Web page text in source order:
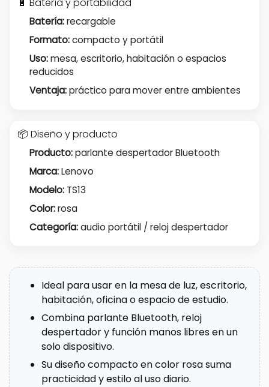
Batería:recargable
Formato:compacto y portátil
Uso:mesa, escritorio, habitación o espacios
reducidos
Ventaja:práctico para mover entre ambientes
📦 Diseño y producto
Producto:parlante despertador Bluetooth
Marca:Lenovo
Modelo:TS13
Color:rosa
Categoría:audio portátil / reloj despertador
Ideal para usar en la mesa de luz, escritorio,
habitación, oficina o espacio de estudio.
Combina parlante Bluetooth, reloj
despertador y función manos libres en un
solo dispositivo.
Su diseño compacto en color rosa suma
practicidad y estilo al uso diario.